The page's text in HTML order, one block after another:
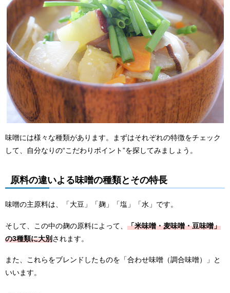
味噌には様々な種類があります。まずはそれぞれの特徴をチェック
して、自分なりの“こだわりポイント”を探してみましょう。
原料の違いよる味噌の種類とその特長
味噌の主原料は、「大豆」「麹」「塩」「水」です。
そして、この中の麹の原料によって、 「米味噌・麦味噌・豆味噌」
の3種類に大別されます。
また、これらをブレンドしたものを「合わせ味噌（調合味噌）」と
いいます。